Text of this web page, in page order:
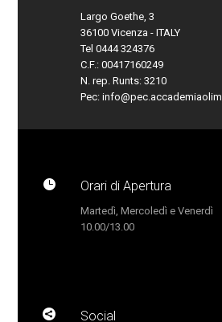
Largo Goethe, 3
36100 Vicenza - ITALY
Tel 0444 324376
C.F.: 00417160249
N. rep. Runts: 3210
Pec:
 Orari di Apertura
Martedì, Mercoledì e Venerdì
10.00/13.00
 Social